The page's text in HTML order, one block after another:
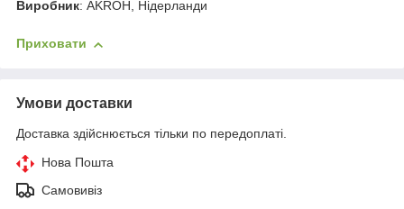
Виробник: АKROH, Нідерланди
Приховати
Умови доставки
Доставка здійснюється тільки по передоплаті.
Нова Пошта
Самовивіз